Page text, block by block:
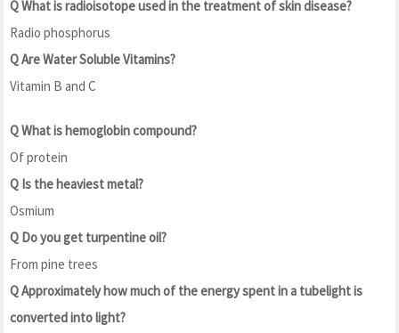
Q What is radioisotope used in the treatment of skin disease?
Radio phosphorus
Q Are Water Soluble Vitamins?
Vitamin B and C
Q What is hemoglobin compound?
Of protein
Q Is the heaviest metal?
Osmium
Q Do you get turpentine oil?
From pine trees
Q Approximately how much of the energy spent in a tubelight is
converted into light?